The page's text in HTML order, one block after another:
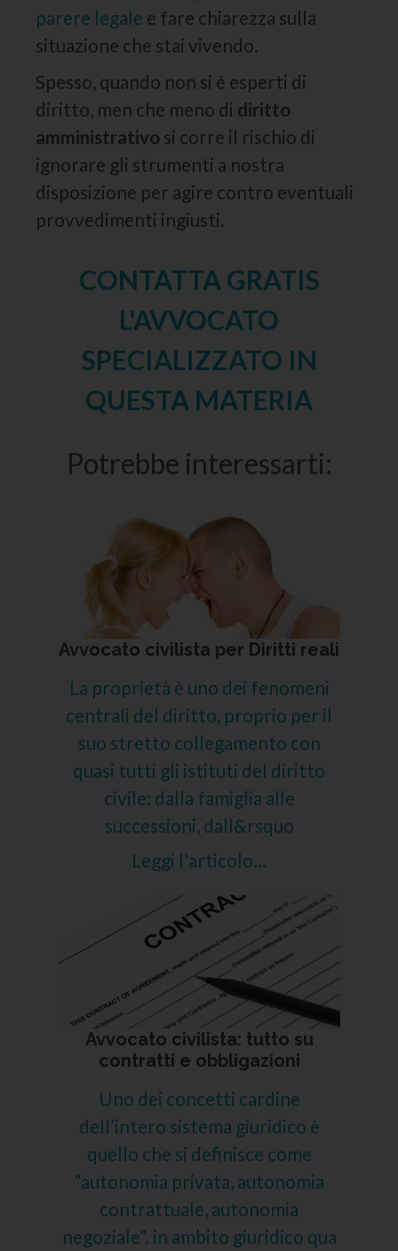
parere legale e fare chiarezza sulla
situazione che stai vivendo.
Spesso, quando non si è esperti di
diritto, men che meno di diritto
amministrativo si corre il rischio di
ignorare gli strumenti a nostra
disposizione per agire contro eventuali
provvedimenti ingiusti.
CONTATTA GRATIS
L'AVVOCATO
SPECIALIZZATO IN
QUESTA MATERIA
Potrebbe interessarti:
Avvocato civilista per Diritti reali
La proprietà è uno dei fenomeni
centrali del diritto, proprio per il
suo stretto collegamento con
quasi tutti gli istituti del diritto
civile: dalla famiglia alle
successioni, dall&rsquo
Leggi l'articolo...
Avvocato civilista: tutto su
contratti e obbligazioni
Uno dei concetti cardine
dell’intero sistema giuridico è
quello che si definisce come
“autonomia privata, autonomia
contrattuale, autonomia
negoziale”. in ambito giuridico qua